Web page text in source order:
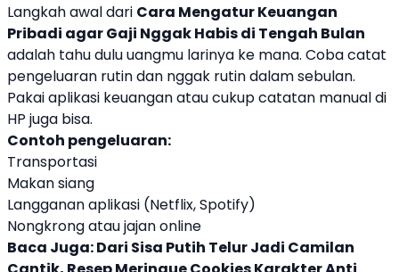
Langkah awal dari Cara Mengatur Keuangan
Pribadi agar Gaji Nggak Habis di Tengah Bulan
adalah tahu dulu uangmu larinya ke mana. Coba catat
pengeluaran rutin dan nggak rutin dalam sebulan.
Pakai aplikasi keuangan atau cukup catatan manual di
HP juga bisa.
Contoh pengeluaran:
Transportasi
Makan siang
Langganan aplikasi (Netflix, Spotify)
Nongkrong atau jajan online
Baca Juga:Dari Sisa Putih Telur Jadi Camilan